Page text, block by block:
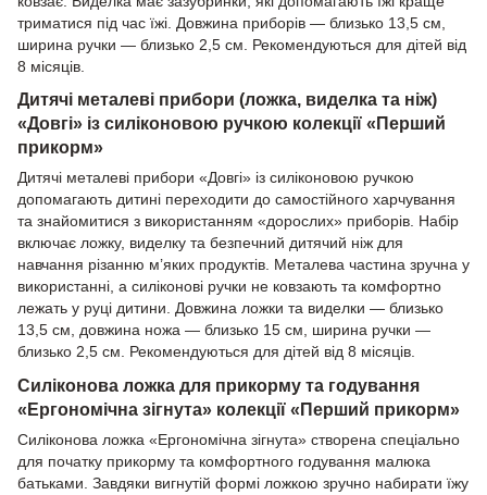
триматися під час їжі. Довжина приборів — близько 13,5 см,
ширина ручки — близько 2,5 см. Рекомендуються для дітей від
8 місяців.
Дитячі металеві прибори (ложка, виделка та ніж)
«Довгі» із силіконовою ручкою колекції «Перший
прикорм»
Дитячі металеві прибори «Довгі» із силіконовою ручкою
допомагають дитині переходити до самостійного харчування
та знайомитися з використанням «дорослих» приборів. Набір
включає ложку, виделку та безпечний дитячий ніж для
навчання різанню м’яких продуктів. Металева частина зручна у
використанні, а силіконові ручки не ковзають та комфортно
лежать у руці дитини. Довжина ложки та виделки — близько
13,5 см, довжина ножа — близько 15 см, ширина ручки —
близько 2,5 см. Рекомендуються для дітей від 8 місяців.
Силіконова ложка для прикорму та годування
«Ергономічна зігнута» колекції «Перший прикорм»
Силіконова ложка «Ергономічна зігнута» створена спеціально
для початку прикорму та комфортного годування малюка
батьками. Завдяки вигнутій формі ложкою зручно набирати їжу